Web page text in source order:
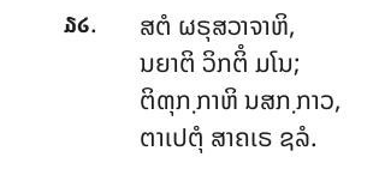
໓໒.
ສຕໍ ຜຣຸສວາຈາຫິ,
ນຍາຕິ ວິກຕິໍ ມໂນ;
ຕິຓຸກ຺ກາຫິ ນສກ຺ກາວ,
ຕາເປຕຸໍ ສາຄເຣ ຊລໍ.